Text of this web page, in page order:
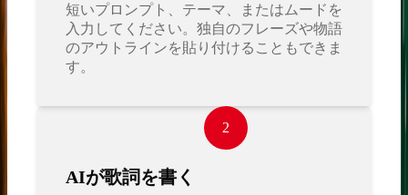
短いプロンプト、テーマ、またはムードを
入力してください。独自のフレーズや物語
のアウトラインを貼り付けることもできま
す。
2
AIが歌詞を書く